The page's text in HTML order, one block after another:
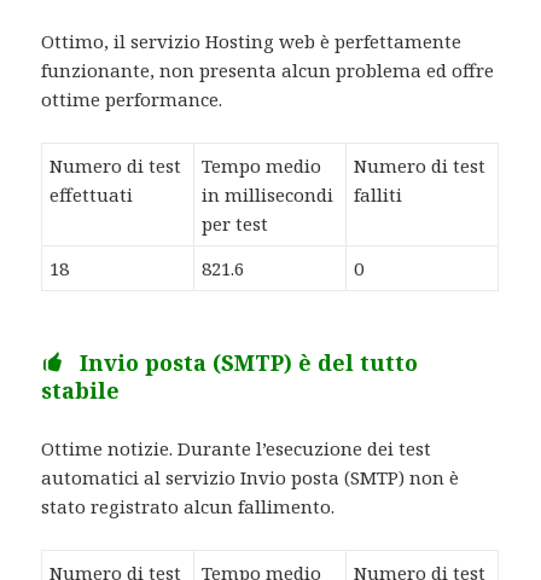
Ottimo, il servizio Hosting web è perfettamente
funzionante, non presenta alcun problema ed offre
ottime performance.
Numero di test
effettuati
Tempo medio
in millisecondi
per test
Numero di test
falliti
18 821.6 0
Invio posta (SMTP) è del tutto
stabile
Ottime notizie. Durante l’esecuzione dei test
automatici al servizio Invio posta (SMTP) non è
stato registrato alcun fallimento.
Numero di test Tempo medio Numero di test